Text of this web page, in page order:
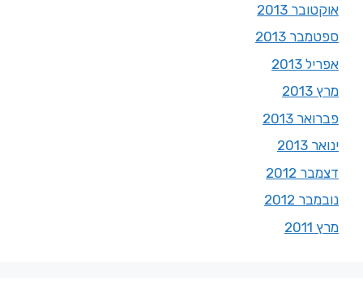
אוקטובר 2013
ספטמבר 2013
אפריל 2013
מרץ 2013
פברואר 2013
ינואר 2013
דצמבר 2012
נובמבר 2012
מרץ 2011